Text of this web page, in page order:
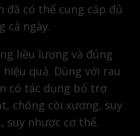
đã có thể cung cấp đủ
cả ngày.
liều lượng và đúng
quả. Dùng với rau
có tác dụng bổ trợ
chống còi xương, suy
suy nhược cơ thể.